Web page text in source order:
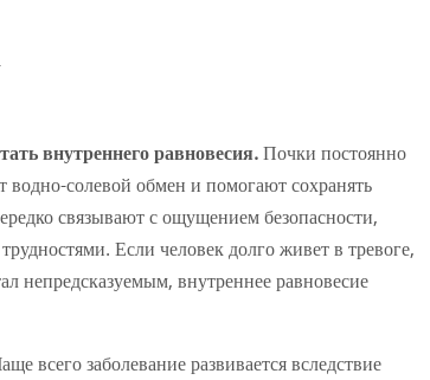
внутреннего равновесия.Почки постоянно
солевой обмен и помогают сохранять
связывают с ощущением безопасности,
Если человек долго живет в тревоге,
непредсказуемым, внутреннее равновесие
заболевание развивается вследствие